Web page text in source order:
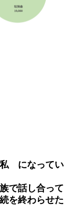
になってい
で話し合って
を終わらせた